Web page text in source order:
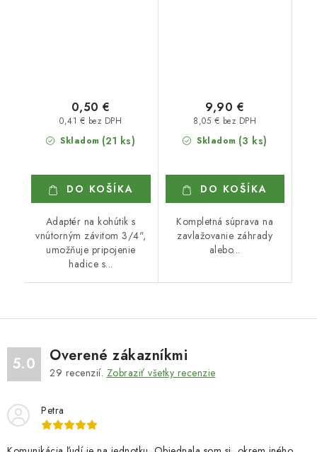
Skladom (21 ks)
0,41 € bez DPH
0,50 €
DO KOŠÍKA
Adaptér na kohútik s
vnútorným závitom 3/4",
umožňuje pripojenie
hadice s...
Skladom (3 ks)
8,05 € bez DPH
9,90 €
DO KOŠÍKA
Kompletná súprava na
zavlažovanie záhrady
alebo...
5.0 Overené zákazníkmi
29 recenzií. Zobraziť všetky recenzie
Petra